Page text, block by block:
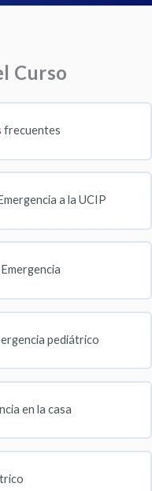
Curso
frecuentes
a la UCIP
pediátrico
en la casa